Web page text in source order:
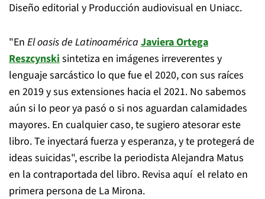
Diseño editorial y Producción audiovisual en Uniacc.
"En El oasis de Latinoamérica Javiera Ortega
Reszcynskisintetiza en imágenes irreverentes y
lenguaje sarcástico lo que fue el 2020, con sus raíces
en 2019 y sus extensiones hacia el 2021. No sabemos
aún si lo peor ya pasó o si nos aguardan calamidades
mayores. En cualquier caso, te sugiero atesorar este
libro. Te inyectará fuerza y esperanza, y te protegerá de
ideas suicidas", escribe la periodista Alejandra Matus
en la contraportada del libro. Revisa aquí el relato en
primera persona de La Mirona.